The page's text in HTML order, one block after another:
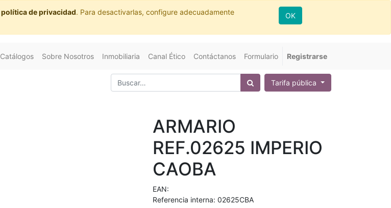
política de privacidad. Para desactivarlas, configure adecuadamente
OK
Catálogos Sobre Nosotros Inmobiliaria Canal Ético Contáctanos Formulario Registrarse
Tarifa pública
ARMARIO
REF.02625 IMPERIO
CAOBA
EAN:
Referencia interna: 02625CBA